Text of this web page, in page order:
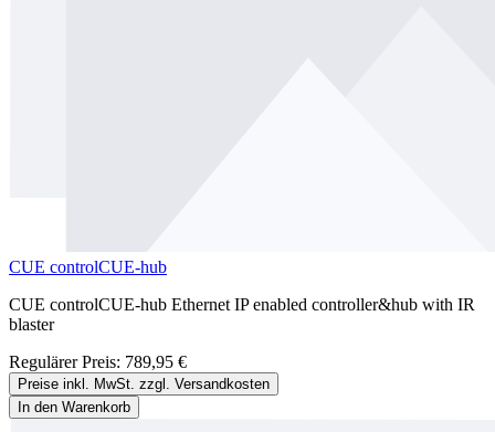
CUE controlCUE-hub
CUE controlCUE-hub Ethernet IP enabled controller&hub with IR
blaster
Regulärer Preis: 789,95 €
Preise inkl. MwSt. zzgl. Versandkosten
In den Warenkorb